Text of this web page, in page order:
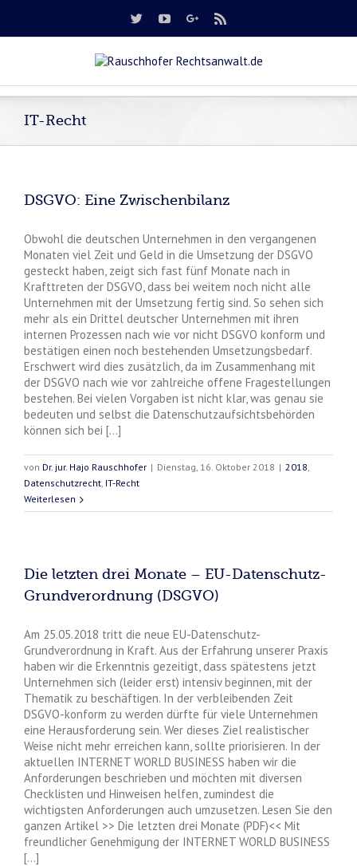
IT-Recht
DSGVO: Eine Zwischenbilanz
Obwohl die deutschen Unternehmen in den vergangenen
Monaten viel Zeit und Geld in die Umsetzung der DSGVO
gesteckt haben, zeigt sich fast fünf Monate nach in
Krafttreten der DSGVO, dass bei weitem noch nicht alle
Unternehmen mit der Umsetzung fertig sind. So sehen sich
mehr als ein Drittel deutscher Unternehmen mit ihren
internen Prozessen nach wie vor nicht DSGVO konform und
bestätigen einen noch bestehenden Umsetzungsbedarf.
Erschwert wird dies zusätzlich, da im Zusammenhang mit
der DSGVO nach wie vor zahlreiche offene Fragestellungen
bestehen. Bei vielen Vorgaben ist nicht klar, was genau sie
bedeuten und selbst die Datenschutzaufsichtsbehörden
können sich bei [...]
von Dr. jur. Hajo Rauschhofer | Dienstag, 16. Oktober 2018 | 2018,
Datenschutzrecht, IT-Recht
Weiterlesen
Die letzten drei Monate – EU-Datenschutz-
Grundverordnung (DSGVO)
Am 25.05.2018 tritt die neue EU-Datenschutz-
Grundverordnung in Kraft. Aus der Erfahrung unserer Praxis
haben wir die Erkenntnis gezeitigt, dass spätestens jetzt
Unternehmen sich (leider erst) intensiv beginnen, mit der
Thematik zu beschäftigen. In der verbleibenden Zeit
DSGVO-konform zu werden dürfte für viele Unternehmen
eine Herausforderung sein. Wer dieses Ziel realistischer
Weise nicht mehr erreichen kann, sollte priorisieren. In der
aktuellen INTERNET WORLD BUSINESS haben wir die
Anforderungen beschrieben und möchten mit diversen
Checklisten und Hinweisen helfen, zumindest die
wichtigsten Anforderungen auch umzusetzen. Lesen Sie den
ganzen Artikel >> Die letzten drei Monate (PDF)<< Mit
freundlicher Genehmigung der INTERNET WORLD BUSINESS
[...]